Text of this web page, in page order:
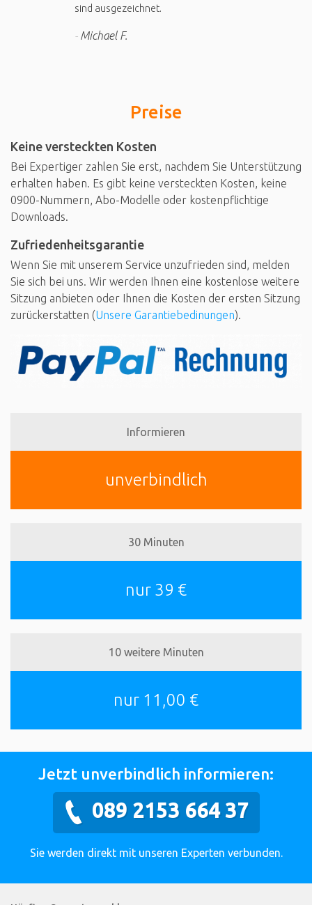
sind ausgezeichnet.
Michael F.
Preise
Keine versteckten Kosten
Bei Expertiger zahlen Sie erst, nachdem Sie Unterstützung
erhalten haben. Es gibt keine versteckten Kosten, keine
0900-Nummern, Abo-Modelle oder kostenpflichtige
Downloads.
Zufriedenheitsgarantie
Wenn Sie mit unserem Service unzufrieden sind, melden
Sie sich bei uns. Wir werden Ihnen eine kostenlose weitere
Sitzung anbieten oder Ihnen die Kosten der ersten Sitzung
zurückerstatten (Unsere Garantiebedinungen).
Informieren
unverbindlich
30 Minuten
nur 39 €
10 weitere Minuten
nur 11,00 €
Jetzt unverbindlich informieren:
089 2153 664 37
Sie werden direkt mit unseren Experten verbunden.